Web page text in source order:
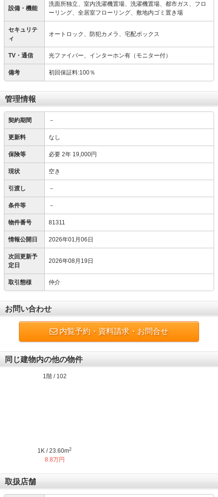
設備・機能
洗面所独立、室内洗濯機置場、洗濯機置場、都市ガス、フロ
ーリング、全居室フローリング、敷地内ゴミ置き場
セキュリテ
ィ
オートロック、防犯カメラ、宅配ボックス
TV・通信 光ファイバー、インターホン有（モニター付）
備考 初回保証料:100％
管理情報
契約期間 －
更新料 なし
保険等 必要 2年 19,000円
現状 空き
引渡し －
条件等 －
物件番号 81311
情報公開日 2026年01月06日
次回更新予
定日
2026年08月19日
取引態様 仲介
お問い合わせ
内覧予約・資料請求・お問合せ
同じ建物内の他の物件
1階 / 102
1K / 23.60m2
8.8万円
取扱店舗